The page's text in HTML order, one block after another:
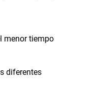
menor tiempo
diferentes